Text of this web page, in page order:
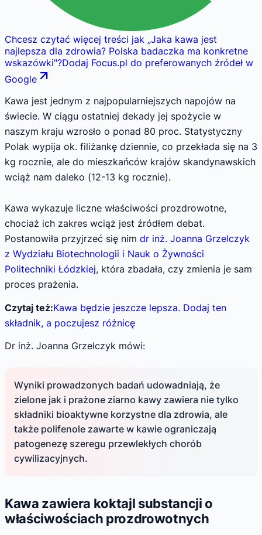
Chcesz czytać więcej treści jak „Jaka kawa jest
najlepsza dla zdrowia? Polska badaczka ma konkretne
wskazówki"?Dodaj Focus.pl do preferowanych źródeł w
Google
Kawa jest jednym z najpopularniejszych napojów na
świecie. W ciągu ostatniej dekady jej spożycie w
naszym kraju wzrosło o ponad 80 proc. Statystyczny
Polak wypija ok. filiżankę dziennie, co przekłada się na 3
kg rocznie, ale do mieszkańców krajów skandynawskich
wciąż nam daleko (12-13 kg rocznie).
Kawa wykazuje liczne właściwości prozdrowotne,
chociaż ich zakres wciąż jest źródłem debat.
Postanowiła przyjrzeć się nim dr inż. Joanna Grzelczyk
z Wydziału Biotechnologii i Nauk o Żywności
Politechniki Łódzkiej, która zbadała, czy zmienia je sam
proces prażenia.
Czytaj też:Kawa będzie jeszcze lepsza. Dodaj ten
składnik, a poczujesz różnicę
Dr inż. Joanna Grzelczyk mówi:
Wyniki prowadzonych badań udowadniają, że
zielone jak i prażone ziarno kawy zawiera nie tylko
składniki bioaktywne korzystne dla zdrowia, ale
także polifenole zawarte w kawie ograniczają
patogenezę szeregu przewlekłych chorób
cywilizacyjnych.
Kawa zawiera koktajl substancji o
właściwościach prozdrowotnych